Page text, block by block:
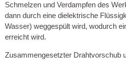
Schmelzen und Verdampfen des
dann durch eine dielektrische
Wasser) weggespült wird, wodurch
erreicht wird.
Zusammengesetzter Drahtvorschub